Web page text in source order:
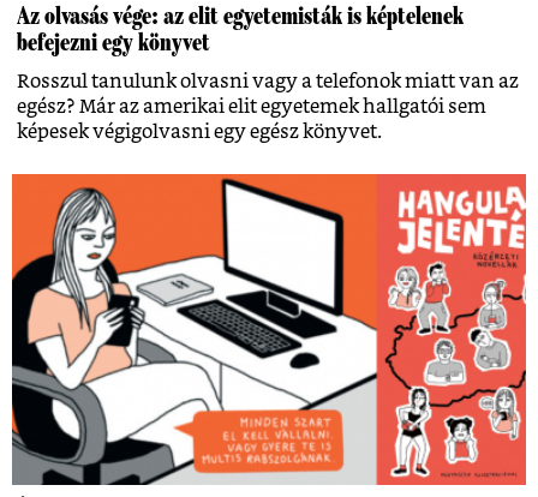
Az olvasás vége: az elit egyetemisták is képtelenek
befejezni egy könyvet
Rosszul tanulunk olvasni vagy a telefonok miatt van az
egész? Már az amerikai elit egyetemek hallgatói sem
képesek végigolvasni egy egész könyvet.